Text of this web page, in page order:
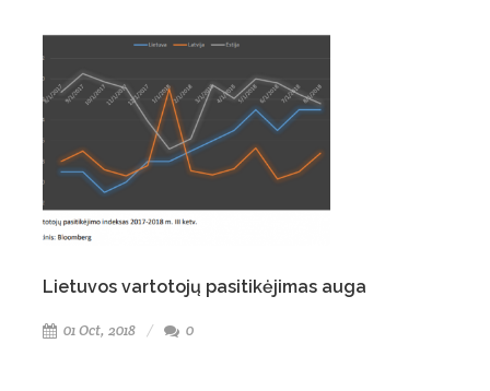
Lietuvos vartotojų pasitikėjimas auga
01 Oct, 2018 0